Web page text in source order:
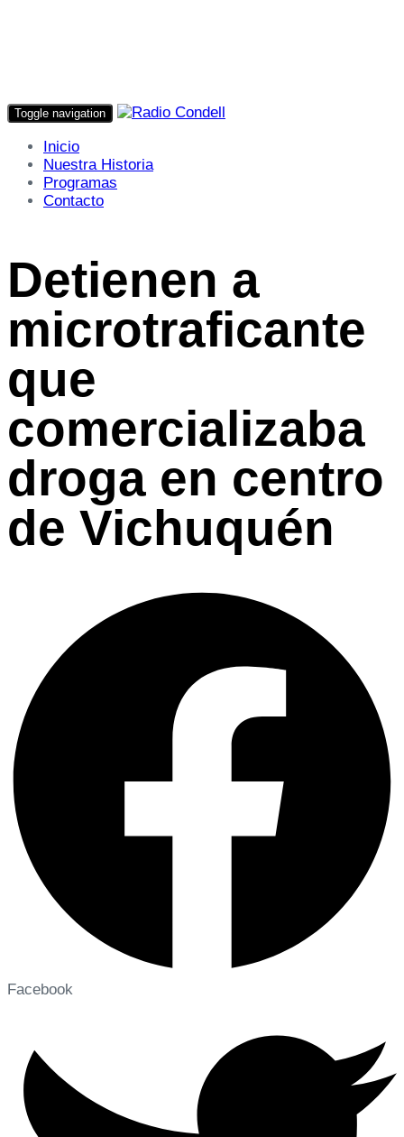
Toggle navigation
Inicio
Nuestra Historia
Programas
Contacto
Detienen a
microtraficante
que
comercializaba
droga en centro
de Vichuquén
Facebook